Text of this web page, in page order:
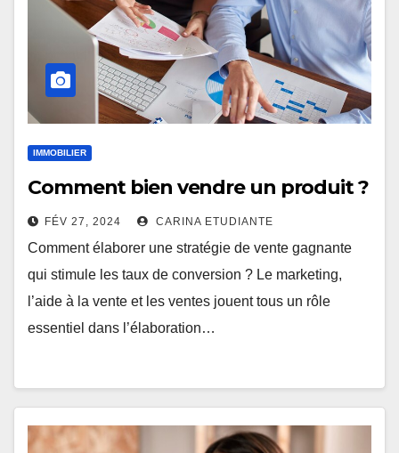
IMMOBILIER
Comment bien vendre un produit ?
FÉV 27, 2024 CARINA ETUDIANTE
Comment élaborer une stratégie de vente gagnante
qui stimule les taux de conversion ? Le marketing,
l’aide à la vente et les ventes jouent tous un rôle
essentiel dans l’élaboration…